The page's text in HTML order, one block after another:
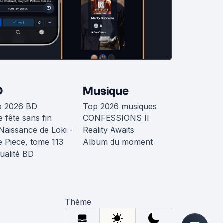
2026 BD
fête sans fin
de Loki -
Piece, tome 113
BD
Musique
Top 2026 musiques
CONFESSIONS II
Reality Awaits
Album du moment
Thème